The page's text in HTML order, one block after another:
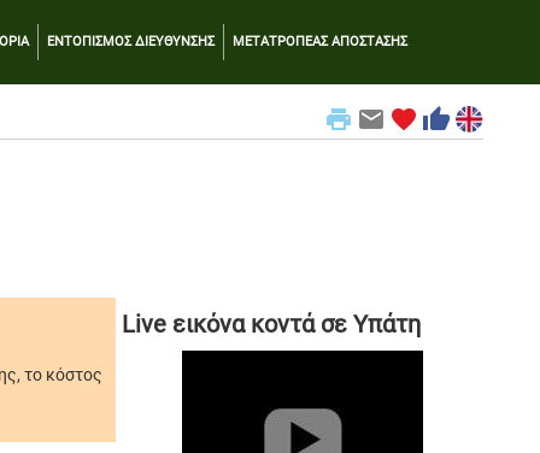
ΕΝΤΟΠΙΣΜΟΣ ΔΙΕΥΘΥΝΣΗΣ ΜΕΤΑΤΡΟΠΕΑΣ ΑΠΟΣΤΑΣΗΣ
print email favorite thumb_up
το κόστος
Live εικόνα κοντά σε Υπάτη